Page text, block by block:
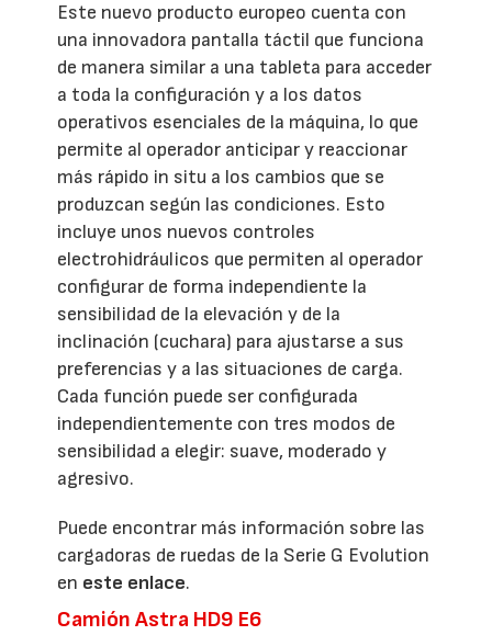
Este nuevo producto europeo cuenta con
una innovadora pantalla táctil que funciona
de manera similar a una tableta para acceder
a toda la configuración y a los datos
operativos esenciales de la máquina, lo que
permite al operador anticipar y reaccionar
más rápido in situ a los cambios que se
produzcan según las condiciones. Esto
incluye unos nuevos controles
electrohidráulicos que permiten al operador
configurar de forma independiente la
sensibilidad de la elevación y de la
inclinación (cuchara) para ajustarse a sus
preferencias y a las situaciones de carga.
Cada función puede ser configurada
independientemente con tres modos de
sensibilidad a elegir: suave, moderado y
agresivo.
Puede encontrar más información sobre las
cargadoras de ruedas de la Serie G Evolution
en este enlace.
Camión Astra HD9 E6